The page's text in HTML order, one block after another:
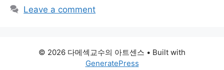
Leave a comment
© 2026 다메섹교수의 아트센스 • Built with
GeneratePress